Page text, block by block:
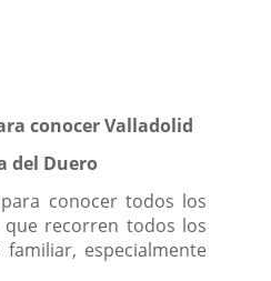
conocer Valladolid
del Duero
conocer todos los
recorren todos los
especialmente